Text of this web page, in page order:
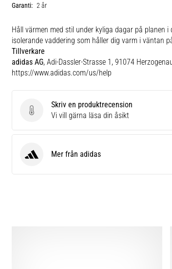
Garanti: 2 år
Håll värmen med stil under kyliga dagar på planen
isolerande vaddering som håller dig varm i väntan
Tillverkare
adidas AG, Adi-Dassler-Strasse 1, 91074
https://www.adidas.com/us/help
Skriv en produktrecension
Skriv en produktrecension
Vi vill gärna läsa din åsikt
adidas Mer från adidas